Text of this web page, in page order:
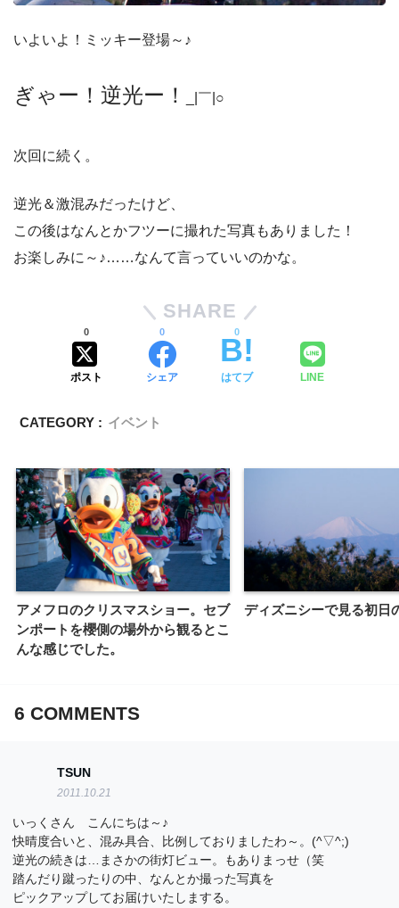
いよいよ！ミッキー登場～♪
ぎゃー！逆光ー！ _|￣|○
次回に続く。
逆光＆激混みだったけど、
この後はなんとかフツーに撮れた写真もありました！
お楽しみに～♪……なんて言っていいのかな。
SHARE
ポスト
0
シェア
0
はてブ
0
LINE
CATEGORY : イベント
アメフロのクリスマスショー。セブ
ンポートを櫻側の場外から観るとこ
んな感じでした。
ディズニシーで見る初日
6 COMMENTS
TSUN
2011.10.21
いっくさん こんにちは～♪
快晴度合いと、混み具合、比例しておりましたわ～。(^▽^;)
逆光の続きは…まさかの街灯ビュー。もありまっせ（笑
踏んだり蹴ったりの中、なんとか撮った写真を
ピックアップしてお届けいたしまする。